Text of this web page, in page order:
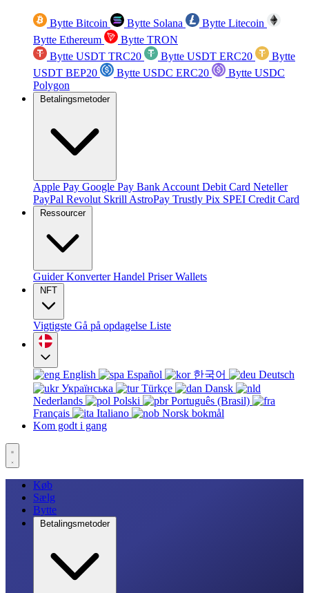
Bytte Bitcoin Bytte Solana
Bytte Litecoin
Bytte Ethereum
Bytte TRON
Bytte USDT TRC20
Bytte USDT ERC20
Bytte
USDT BEP20
Bytte USDC ERC20
Bytte USDC
Polygon
Betalingsmetoder
Apple Pay Google Pay Bank Account Debit Card Neteller
PayPal Revolut Skrill AstroPay Trustly Pix SPEI Credit Card
Ressourcer
GuiderKonverterHandel PriserWallets
NFT
Vigtigste Gå på opdagelse Liste
English Español 한국어
Deutsch
Українська
Türkçe
Dansk
Nederlands
Polski
Português (Brasil)
Français
Italiano
Norsk bokmål
Kom godt i gang
Køb
Sælg
Bytte
Betalingsmetoder